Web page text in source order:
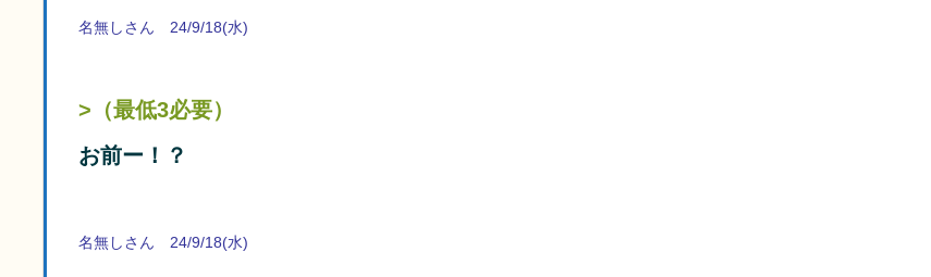
名無しさん 24/9/18(水)
>（最低3必要）
お前ー！？
名無しさん 24/9/18(水)